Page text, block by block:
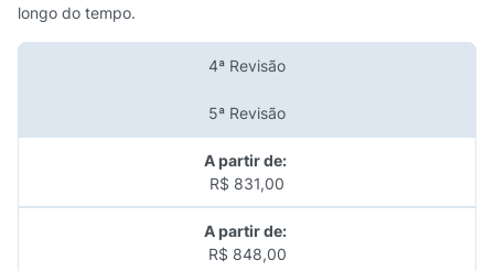
longo do tempo.
4ª Revisão
5ª Revisão
A partir de:
R$ 831,00
A partir de:
R$ 848,00